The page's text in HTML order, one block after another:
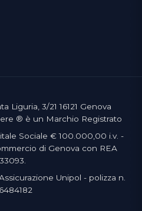
Liguria, 3/21 16121 Genova
® è un Marchio Registrato
Sociale € 100.000,00 i.v. -
di Genova con REA
Unipol - polizza n.